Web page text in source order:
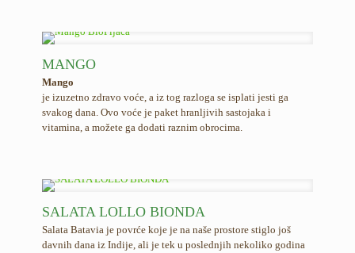
MANGO
Mango
je izuzetno zdravo voće, a iz tog razloga se isplati jesti ga
svakog dana. Ovo voće je paket hranljivih sastojaka i
vitamina, a možete ga dodati raznim obrocima.
SALATA LOLLO BIONDA
Salata Batavia je povrće koje je na naše prostore stiglo još
davnih dana iz Indije, ali je tek u poslednjih nekoliko godina